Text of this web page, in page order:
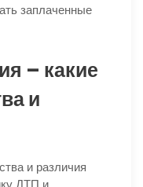
заплаченные
– какие
и
и различия